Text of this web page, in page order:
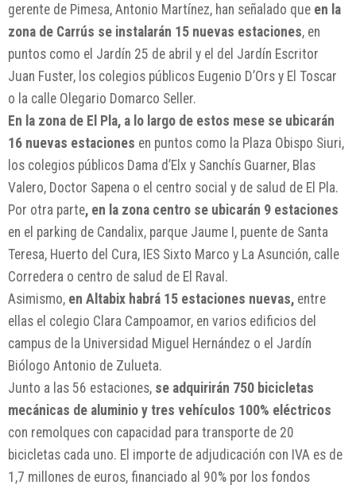
gerente de Pimesa, Antonio Martínez, han señalado que en la
zona de Carrús se instalarán 15 nuevas estaciones, en
puntos como el Jardín 25 de abril y el del Jardín Escritor
Juan Fuster, los colegios públicos Eugenio D’Ors y El Toscar
o la calle Olegario Domarco Seller.
En la zona de El Pla, a lo largo de estos mese se ubicarán
16 nuevas estaciones en puntos como la Plaza Obispo Siuri,
los colegios públicos Dama d’Elx y Sanchís Guarner, Blas
Valero, Doctor Sapena o el centro social y de salud de El Pla.
Por otra parte, en la zona centro se ubicarán 9 estaciones
en el parking de Candalix, parque Jaume I, puente de Santa
Teresa, Huerto del Cura, IES Sixto Marco y La Asunción, calle
Corredera o centro de salud de El Raval.
Asimismo, en Altabix habrá 15 estaciones nuevas, entre
ellas el colegio Clara Campoamor, en varios edificios del
campus de la Universidad Miguel Hernández o el Jardín
Biólogo Antonio de Zulueta.
Junto a las 56 estaciones, se adquirirán 750 bicicletas
mecánicas de aluminio y tres vehículos 100% eléctricos
con remolques con capacidad para transporte de 20
bicicletas cada uno. El importe de adjudicación con IVA es de
1,7 millones de euros, financiado al 90% por los fondos